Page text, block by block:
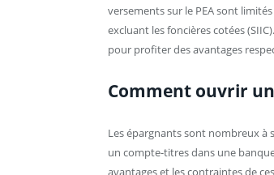
versements sur le PEA sont
excluant les foncières cotées
pour profiter des avantages
Comment ouvrir
Les épargnants sont nombreux à
un compte-titres dans une